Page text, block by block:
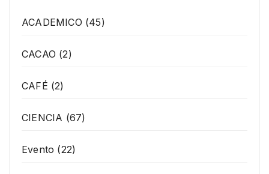
ACADEMICO (45)
CACAO (2)
CAFÉ (2)
CIENCIA (67)
Evento (22)